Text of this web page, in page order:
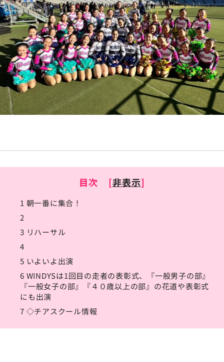
目次 [非表示]
1 朝一番に集合！
2
3 リハーサル
4
5 いよいよ出演
6 WINDYSは1回目の走者の表彰式、『一般男子の部』
『一般女子の部』『４０歳以上の部』の花道や表彰式
にも出演
7 ◇チアスクール情報